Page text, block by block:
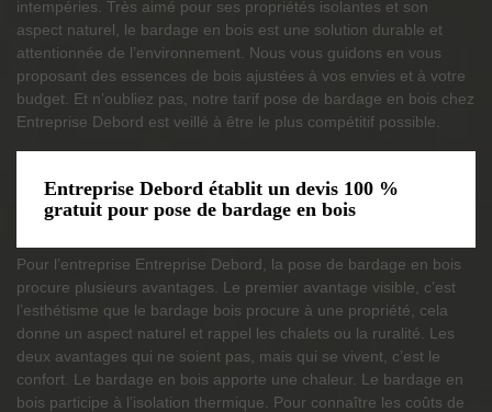
intempéries. Très aimé pour ses propriétés isolantes et son
aspect naturel, le bardage en bois est une solution durable et
attentionnée de l’environnement. Nous vous guidons en vous
proposant des essences de bois ajustées à vos envies et à votre
budget. Et n’oubliez pas, notre tarif pose de bardage en bois chez
Entreprise Debord est veillé à être le plus compétitif possible.
Entreprise Debord établit un devis 100 %
gratuit pour pose de bardage en bois
Pour l’entreprise Entreprise Debord, la pose de bardage en bois
procure plusieurs avantages. Le premier avantage visible, c’est
l’esthétisme que le bardage bois procure à une propriété, cela
donne un aspect naturel et rappel les chalets ou la ruralité. Les
deux avantages qui ne soient pas, mais qui se vivent, c’est le
confort. Le bardage en bois apporte une chaleur. Le bardage en
bois participe à l’isolation thermique. Pour connaître les coûts de